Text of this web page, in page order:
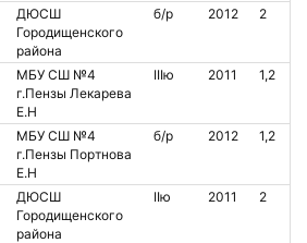
ДЮСШ
Городищенского
района
б/р 2012 2
МБУ СШ №4
г.Пензы Лекарева
Е.Н
IIIю 2011 1,2
МБУ СШ №4
г.Пензы Портнова
Е.Н
б/р 2012 1,2
ДЮСШ
Городищенского
района
IIю 2011 2